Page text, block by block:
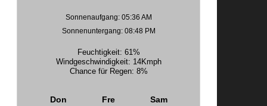
Sonnenaufgang: 05:36 AM
Sonnenuntergang: 08:48 PM
Feuchtigkeit: 61%
Windgeschwindigkeit: 14Kmph
Chance für Regen: 8%
Don Fre Sam